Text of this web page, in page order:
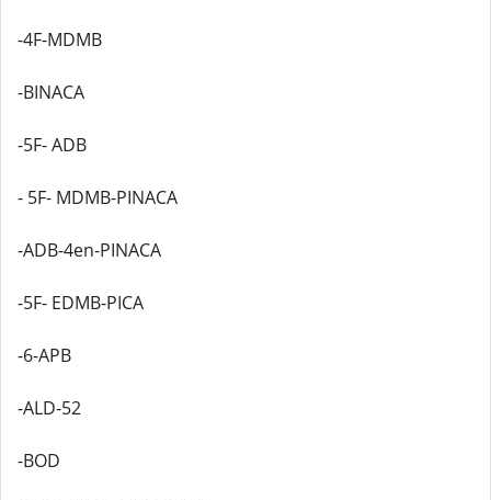
-4F-MDMB
-BINACA
-5F- ADB
- 5F- MDMB-PINACA
-ADB-4en-PINACA
-5F- EDMB-PICA
-6-APB
-ALD-52
-BOD